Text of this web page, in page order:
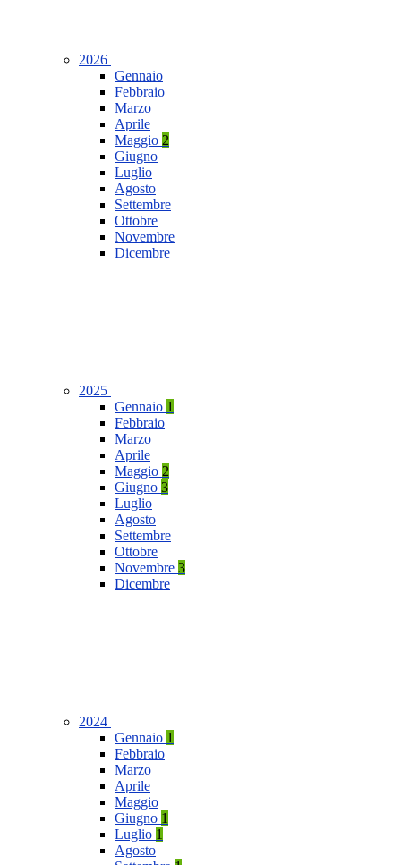
2026
Gennaio
Febbraio
Marzo
Aprile
Maggio 2
Giugno
Luglio
Agosto
Settembre
Ottobre
Novembre
Dicembre
2025
Gennaio 1
Febbraio
Marzo
Aprile
Maggio 2
Giugno 3
Luglio
Agosto
Settembre
Ottobre
Novembre 3
Dicembre
2024
Gennaio 1
Febbraio
Marzo
Aprile
Maggio
Giugno 1
Luglio 1
Agosto